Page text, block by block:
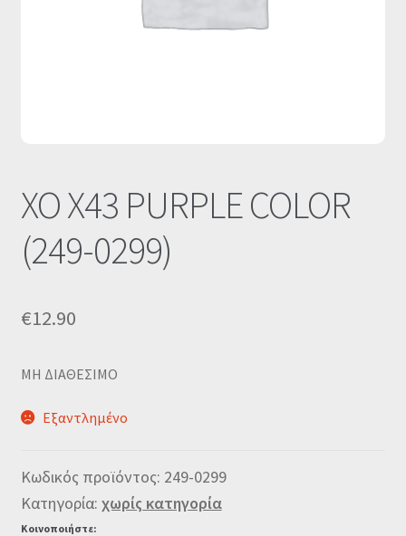
XO X43 PURPLE COLOR
(249-0299)
€12.90
MΗ ΔΙΑΘΕΣΙΜΟ
Εξαντλημένο
Κωδικός προϊόντος: 249-0299
Κατηγορία: χωρίς κατηγορία
Κοινοποιήστε: